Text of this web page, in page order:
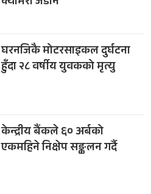
घरनजिकै मोटरसाइकल दुर्घटना
हुँदा २८ वर्षीय युवकको मृत्यु
केन्द्रीय बैंकले ६० अर्बको
एकमहिने निक्षेप सङ्कलन गर्दै